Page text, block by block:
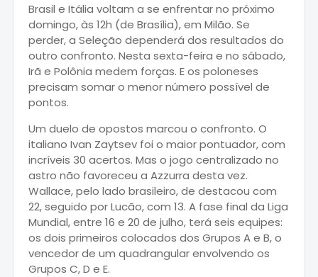
Brasil e Itália voltam a se enfrentar no próximo
domingo, às 12h (de Brasília), em Milão. Se
perder, a Seleção dependerá dos resultados do
outro confronto. Nesta sexta-feira e no sábado,
Irã e Polônia medem forças. E os poloneses
precisam somar o menor número possível de
pontos.
Um duelo de opostos marcou o confronto. O
italiano Ivan Zaytsev foi o maior pontuador, com
incríveis 30 acertos. Mas o jogo centralizado no
astro não favoreceu a Azzurra desta vez.
Wallace, pelo lado brasileiro, de destacou com
22, seguido por Lucão, com 13. A fase final da Liga
Mundial, entre 16 e 20 de julho, terá seis equipes:
os dois primeiros colocados dos Grupos A e B, o
vencedor de um quadrangular envolvendo os
Grupos C, D e E.